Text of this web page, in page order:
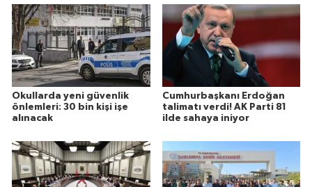
Okullarda yeni güvenlik
önlemleri: 30 bin kişi işe
alınacak
Cumhurbaşkanı Erdoğan
talimatı verdi! AK Parti 81
ilde sahaya iniyor